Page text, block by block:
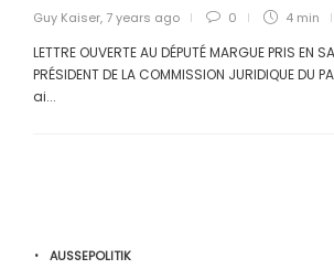
Guy Kaiser, 7 years ago 0 4 min
LETTRE OUVERTE AU DÉPUTÉ MARGUE PRIS EN
PRÉSIDENT DE LA COMMISSION JURIDIQUE DU
ai...
AUSSEPOLITIK